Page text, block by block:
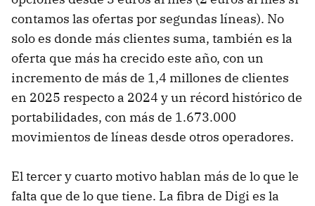
contamos las ofertas por segundas líneas). No
solo es donde más clientes suma, también es la
oferta que más ha crecido este año, con un
incremento de más de 1,4 millones de clientes
en 2025 respecto a 2024 y un récord histórico de
portabilidades, con más de 1.673.000
movimientos de líneas desde otros operadores.
El tercer y cuarto motivo hablan más de lo que le
falta que de lo que tiene. La fibra de Digi es la